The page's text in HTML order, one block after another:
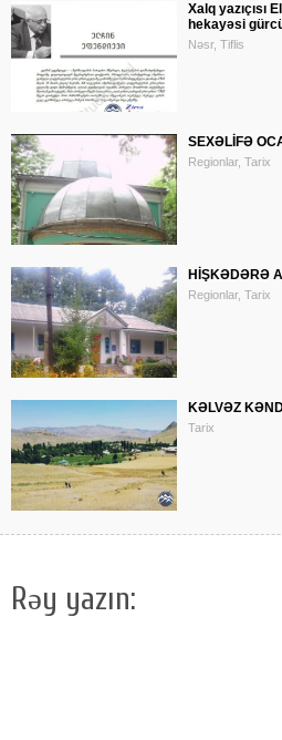
Xalq yazıçısı
hekayəsi
Nəsr, Tiflis
SEXƏLİFƏ
Regionlar, Tarix
HİŞKƏDƏRƏ
Regionlar, Tarix
KƏLVƏZ
Tarix
Rəy yazın: